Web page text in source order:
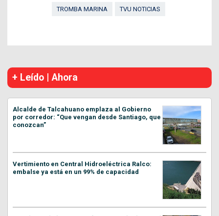
TROMBA MARINA TVU NOTICIAS
+ Leído | Ahora
Alcalde de Talcahuano emplaza al Gobierno
por corredor: “Que vengan desde Santiago, que
conozcan”
Vertimiento en Central Hidroeléctrica Ralco:
embalse ya está en un 99% de capacidad